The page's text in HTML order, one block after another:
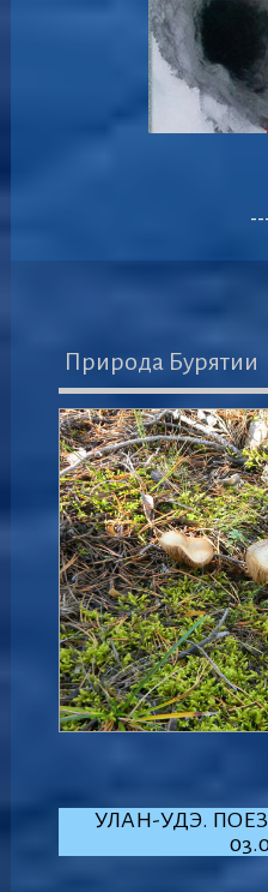
Природа Бурятии
УЛАН-УДЭ.